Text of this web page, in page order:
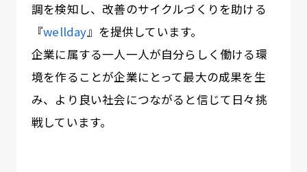
調を検知し、改善のサイクルづくりを助ける
『wellday』を提供しています。
企業に属する一人一人が自分らしく働ける環
境を作ることが企業にとって最大の成果を生
み、より良い社会につながると信じて日々挑
戦しています。